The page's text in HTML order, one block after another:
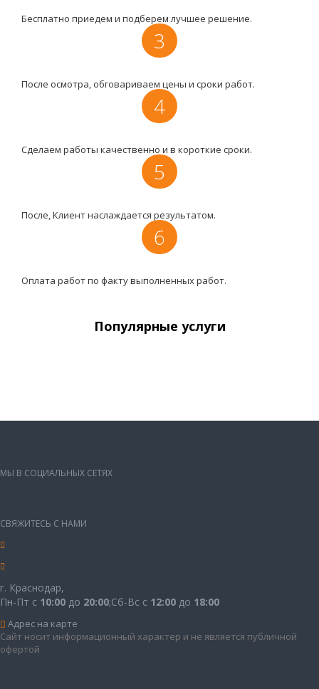
Бесплатно приедем и подберем лучшее решение.
3
После осмотра, обговариваем цены и сроки работ.
4
Сделаем работы качественно и в короткие сроки.
5
После, Клиент наслаждается результатом.
6
Оплата работ по факту выполненных работ.
Популярные услуги
МЫ В СОЦИАЛЬНЫХ СЕТЯХ
СВЯЖИТЕСЬ С НАМИ
г. Краснодар,
Пн-Пт с 10:00 до 20:00;Сб-Вс с 12:00 до 18:00
Адрес на карте
Сайт носит информационный характер и не является публичной
офертой